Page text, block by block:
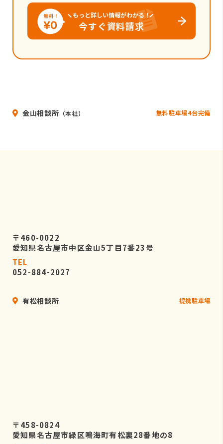
もっと詳しい情報がわかる！
今すぐ資料請求
金山相談所 （本社） 無料駐車場4台完備
〒460-0022
愛知県名古屋市中区金山5丁目7番23号
TEL
052-884-2027
有松相談所 提携駐車場
〒458-0824
愛知県名古屋市緑区鳴海町有松裏28番地の8